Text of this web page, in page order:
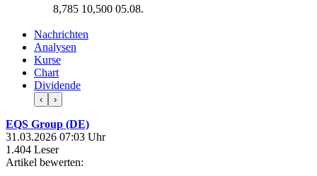
8,785 10,500 05.08.
Nachrichten
Analysen
Kurse
Chart
Dividende
‹ ›
EQS Group (DE)
31.03.2026 07:03 Uhr
1.404 Leser
Artikel bewerten: